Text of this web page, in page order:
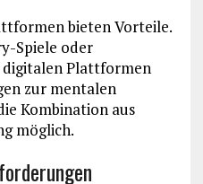
bieten Vorteile.
Spiele oder
digitalen Plattformen
zur mentalen
Kombination aus
möglich.